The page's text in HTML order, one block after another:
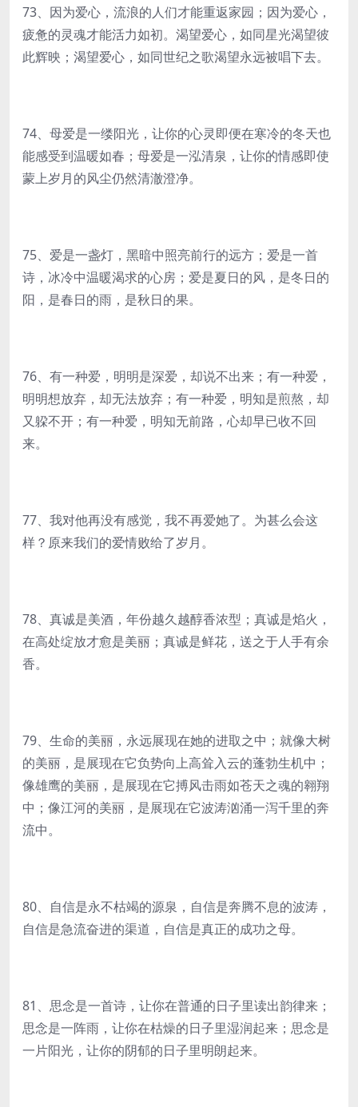
73、因为爱心，流浪的人们才能重返家园；因为爱心，
疲惫的灵魂才能活力如初。渴望爱心，如同星光渴望彼
此辉映；渴望爱心，如同世纪之歌渴望永远被唱下去。
74、母爱是一缕阳光，让你的心灵即便在寒冷的冬天也
能感受到温暖如春；母爱是一泓清泉，让你的情感即使
蒙上岁月的风尘仍然清澈澄净。
75、爱是一盏灯，黑暗中照亮前行的远方；爱是一首
诗，冰冷中温暖渴求的心房；爱是夏日的风，是冬日的
阳，是春日的雨，是秋日的果。
76、有一种爱，明明是深爱，却说不出来；有一种爱，
明明想放弃，却无法放弃；有一种爱，明知是煎熬，却
又躱不开；有一种爱，明知无前路，心却早已收不回
来。
77、我对他再没有感觉，我不再爱她了。为甚么会这
样？原来我们的爱情败给了岁月。
78、真诚是美酒，年份越久越醇香浓型；真诚是焰火，
在高处绽放才愈是美丽；真诚是鲜花，送之于人手有余
香。
79、生命的美丽，永远展现在她的进取之中；就像大树
的美丽，是展现在它负势向上高耸入云的蓬勃生机中；
像雄鹰的美丽，是展现在它搏风击雨如苍天之魂的翱翔
中；像江河的美丽，是展现在它波涛汹涌一泻千里的奔
流中。
80、自信是永不枯竭的源泉，自信是奔腾不息的波涛，
自信是急流奋进的渠道，自信是真正的成功之母。
81、思念是一首诗，让你在普通的日子里读出韵律来；
思念是一阵雨，让你在枯燥的日子里湿润起来；思念是
一片阳光，让你的阴郁的日子里明朗起来。